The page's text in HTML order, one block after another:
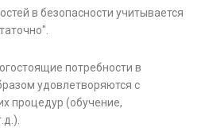
в безопасности учитывается
потребности в
удовлетворяются с
процедур (обучение,